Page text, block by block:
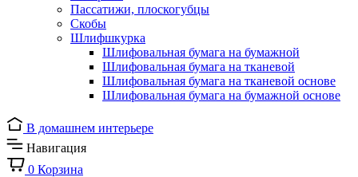
Пассатижи, плоскогубцы
Скобы
Шлифшкурка
Шлифовальная бумага на бумажной
Шлифовальная бумага на тканевой
Шлифовальная бумага на тканевой основе
Шлифовальная бумага на бумажной основе
В домашнем интерьере
Навигация
0 Корзина